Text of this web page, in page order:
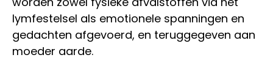
lymfestelsel als emotionele spanningen en
gedachten afgevoerd, en teruggegeven aan
moeder aarde.